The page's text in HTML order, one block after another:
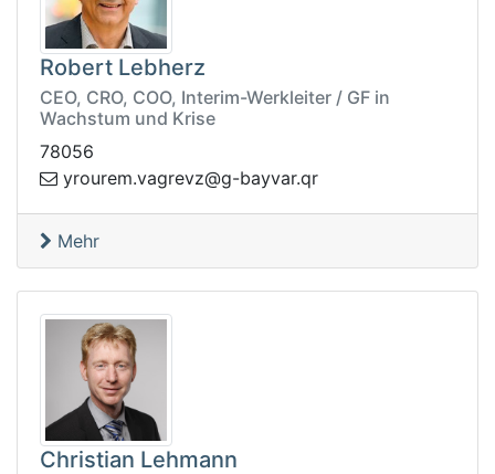
Robert Lebherz
CEO, CRO, COO, Interim-Werkleiter / GF in
Wachstum und Krise
78056
rq.r
avyab-g@zvergav.meruory
Mehr
Christian Lehmann